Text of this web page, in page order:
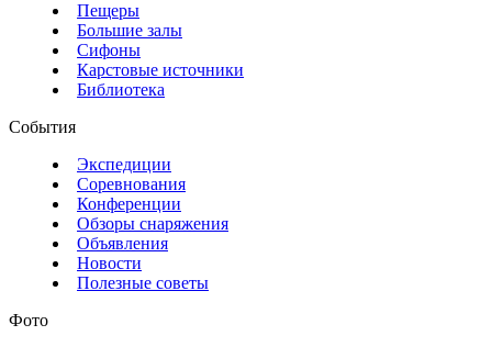
Пещеры
Большие залы
Сифоны
Карстовые источники
Библиотека
События
Экспедиции
Соревнования
Конференции
Обзоры снаряжения
Объявления
Новости
Полезные советы
Фото